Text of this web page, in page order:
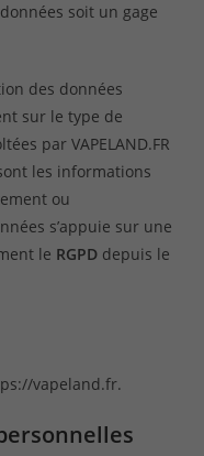
soit un gage
des données
sur le type de
par VAPELAND.FR
les informations
ou
s’appuie sur une
le RGPD depuis le
vapeland.fr.